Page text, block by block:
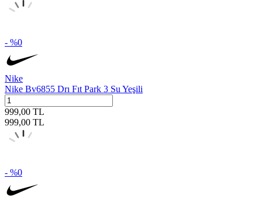
- %0
Nike
Nike Bv6855 Drı Fıt Park 3 Su Yeşili
999,00 TL
999,00 TL
- %0